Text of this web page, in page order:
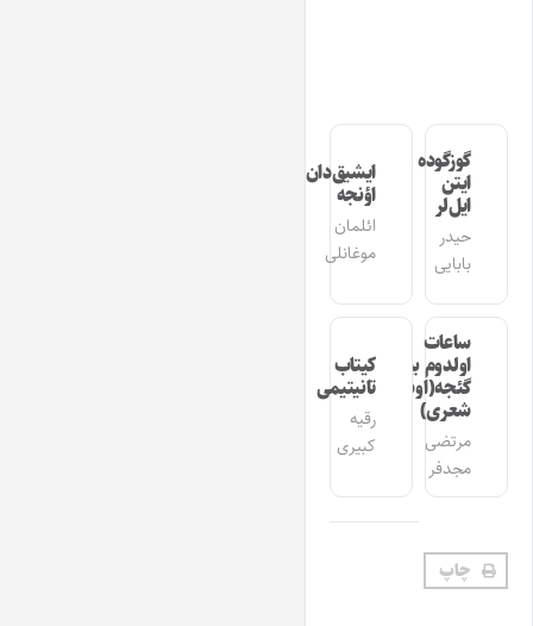
گوزگوده
ایتن
ایل‌لر
حیدر
بابایی
ایشیق‌دان
اؤنجه
ائلمان
موغانلی
ساعات
اولدوم بیر
گئجه(اوشاق
شعری)
مرتضی
مجدفر
کیتاب
تانیتیمی
رقیه
کبیری
چاپ